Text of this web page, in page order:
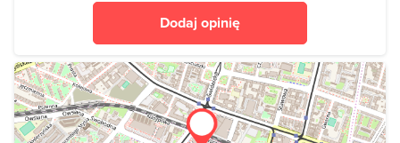
Dodaj opinię